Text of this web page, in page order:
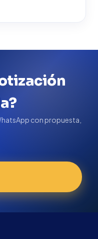
con propuesta,